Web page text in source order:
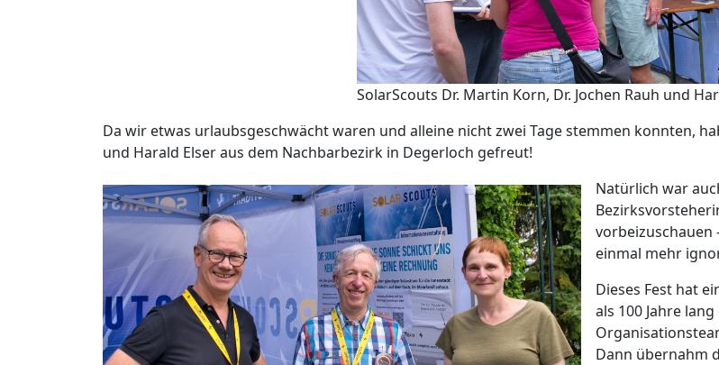
SolarScouts Dr. Martin Korn, Dr. Jochen Rauh und
Da wir etwas urlaubsgeschwächt waren und alleine nicht zwei Tage stemmen konnten,
und Harald Elser aus dem Nachbarbezirk in Degerloch gefreut!
Natürlich war
vorbeizuschauen
einmal mehr
Dieses Fest hat
als 100 Jahre
Dann übernahm